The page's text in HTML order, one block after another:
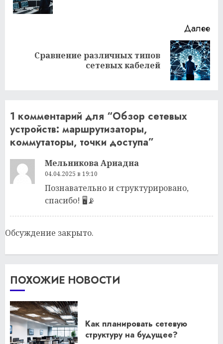
Далее
Следующая
Сравнение различных типов
сетевых кабелей
1 комментарий для “Обзор сетевых
устройств: маршрутизаторы,
коммутаторы, точки доступа”
Мельникова Ариадна
04.04.2025 в 19:10
Познавательно и структурировано,
спасибо! 🖥️📡
Обсуждение закрыто.
ПОХОЖИЕ НОВОСТИ
Как планировать сетевую
структуру на будущее?